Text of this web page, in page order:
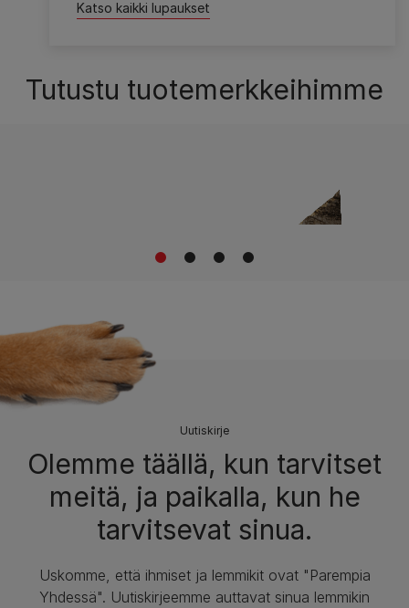
Katso kaikki lupaukset
Tutustu tuotemerkkeihimme
1 2 3 4
Uutiskirje
Olemme täällä, kun tarvitset
meitä, ja paikalla, kun he
tarvitsevat sinua.
Uskomme, että ihmiset ja lemmikit ovat "Parempia
Yhdessä". Uutiskirjeemme auttavat sinua lemmikin